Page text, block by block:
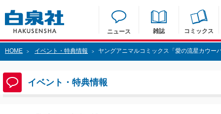
ニュース 雑誌 コミックス
HOME > イベント・特典情報 > ヤングアニマルコミックス「愛の流星カウ
イベント・特典情報